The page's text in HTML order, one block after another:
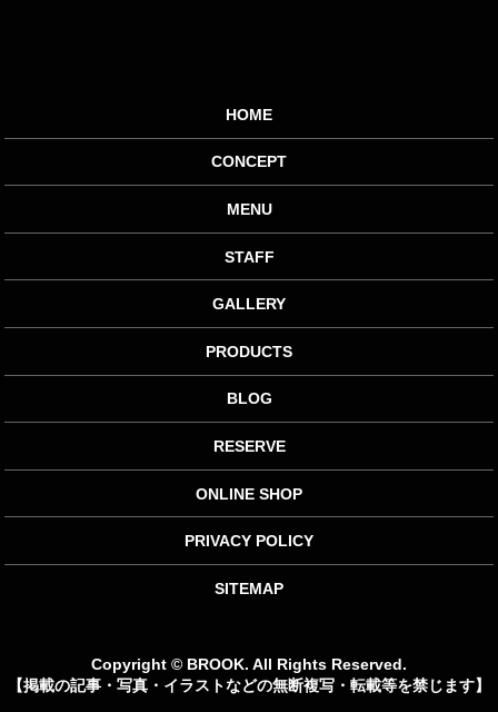
HOME
CONCEPT
MENU
STAFF
GALLERY
PRODUCTS
BLOG
RESERVE
ONLINE SHOP
PRIVACY POLICY
SITEMAP
Copyright © BROOK. All Rights Reserved.
【掲載の記事・写真・イラストなどの無断複写・転載等を禁じます】